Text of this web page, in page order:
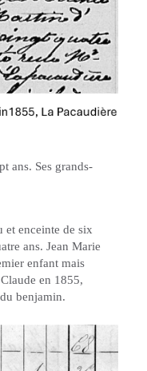
ans. Ses grands-
et enceinte de six
ans. Jean Marie
enfant mais
en 1855,
benjamin.